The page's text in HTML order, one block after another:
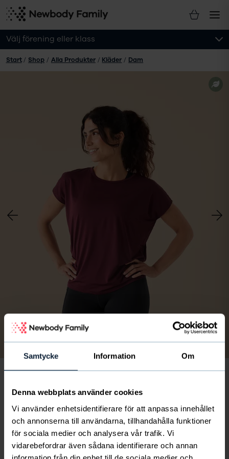
Samtycke Information Om
Denna webbplats använder cookies
Vi använder enhetsidentifierare för att anpassa innehållet
och annonserna till användarna, tillhandahålla funktioner
för sociala medier och analysera vår trafik. Vi
vidarebefordrar även sådana identifierare och annan
Välj förening eller klass
Start / Shop / Alla Produkter / Kläder / Dam
Bild
1av
/8
2-pack Sporty Box Top bordeaux
25 €
finskt föreningsliv får 6.5 € per paket
Mjuk och skön träningstopp i funktionsmaterial av